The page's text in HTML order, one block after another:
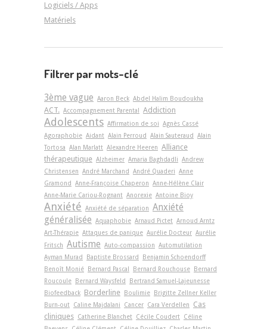
Logiciels / Apps
Matériels
Filtrer par mots-clé
3ème vague Aaron Beck Abdel Halim Boudoukha
ACT. Accompagnement Parental Addiction
Adolescents Affirmation de soi Agnès Cassé
Agoraphobie Aidant Alain Perroud Alain Sauteraud Alain
Tortosa Alan Marlatt Alexandre Heeren Alliance
thérapeutique Alzheimer Amaria Baghdadli Andrew
Christensen André Marchand André Quaderi Anne
Gramond Anne-Françoise Chaperon Anne-Hélène Clair
Anne-Marie Cariou-Rognant Anorexie Antoine Bioy
Anxiété Anxiété de séparation Anxiété
généralisée Aquaphobie Arnaud Pictet Arnoud Arntz
Art-Thérapie Attaques de panique Aurélie Docteur Aurélie
Fritsch Autisme Auto-compassion Automutilation
Ayman Murad
Baptiste Brossard
Benjamin Schoendorff
Benoît Monié Bernard Pascal Bernard Rouchouse Bernard
Roucoule Bernard Waysfeld
Bertrand Samuel-Lajeunesse
Biofeedback Borderline Boulimie Brigitte Zellner Keller
Burn-out Caline Majdalani Cancer Cara Verdellen
Cas
cliniques Catherine Blanchet Cécile Coudert Céline